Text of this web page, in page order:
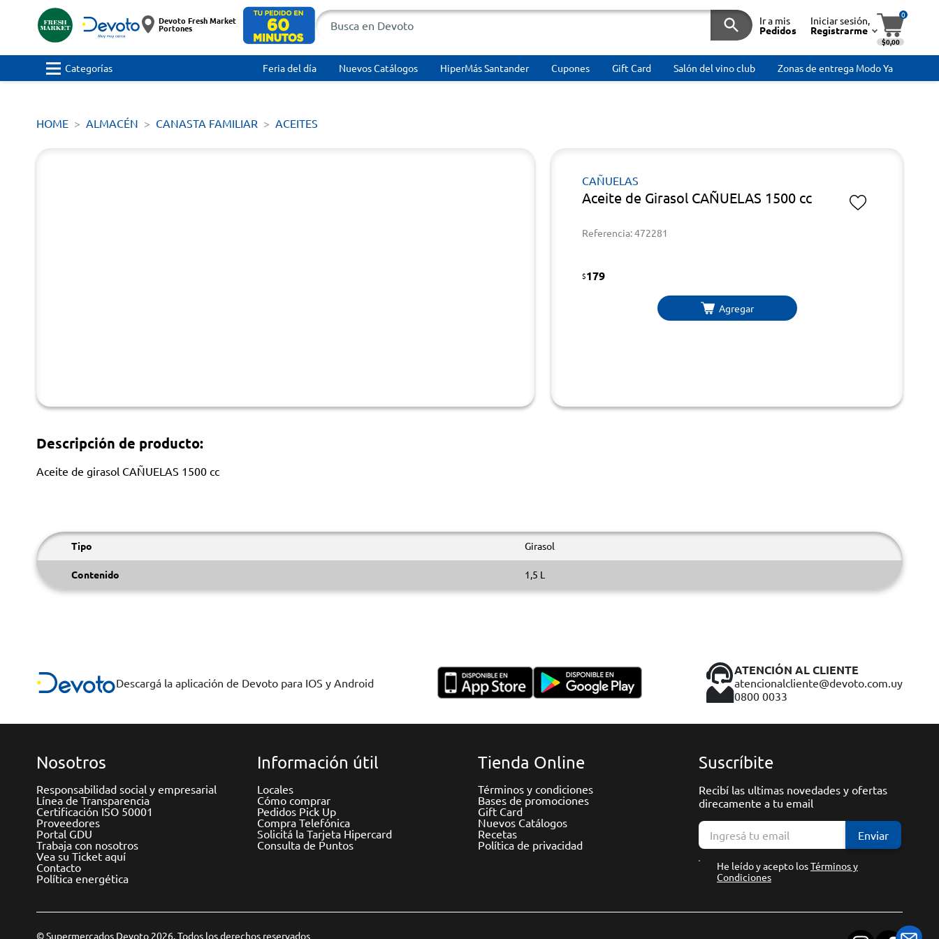
Devoto Fresh Market
Portones
Ir a mis
Pedidos
Iniciar sesión,
Registrarme
0
$0,00
Categorías Feria del día Nuevos Catálogos HiperMás Santander Cupones Gift Card Salón del vino club Zonas de entrega Modo Ya
HOME ALMACÉN CANASTA FAMILIAR ACEITES
CAÑUELAS
Aceite de Girasol CAÑUELAS 1500 cc
Referencia: 472281
$179
Agregar
Descripción de producto:
Aceite de girasol CAÑUELAS 1500 cc
Tipo Girasol
Contenido 1,5 L
Descargá la aplicación de Devoto para IOS y Android
ATENCIÓN AL CLIENTE
atencionalcliente@devoto.com.uy
0800 0033
Nosotros
Responsabilidad social y empresarial
Línea de Transparencia
Certificación ISO 50001
Proveedores
Portal GDU
Trabaja con nosotros
Vea su Ticket aquí
Contacto
Política energética
Información útil
Locales
Cómo comprar
Pedidos Pick Up
Compra Telefónica
Solicitá la Tarjeta Hipercard
Consulta de Puntos
Tienda Online
Términos y condiciones
Bases de promociones
Gift Card
Nuevos Catálogos
Recetas
Política de privacidad
Suscríbite
Recibí las ultimas novedades y ofertas
direcamente a tu email
Enviar
He leído y acepto losTérminos y
Condiciones
© Supermercados Devoto 2026. Todos los derechos reservados